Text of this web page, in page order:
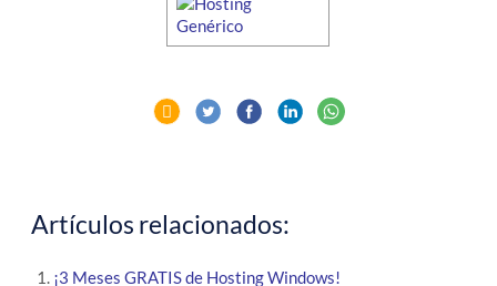
Artículos relacionados:
¡3 Meses GRATIS de Hosting Windows!